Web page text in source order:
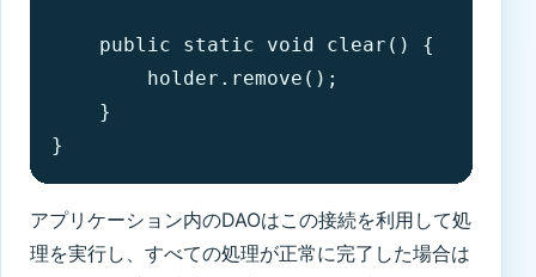
    public static void clear() {
        holder.remove();
    }
}
アプリケーション内のDAOはこの接続を利用して処
理を実行し、すべての処理が正常に完了した場合は